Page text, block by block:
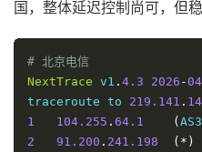
国，整体延迟控制尚可，但
# 北京电信
NextTrace v1 . 4.3 2026 -04
traceroute to 219.141 .
1
104.255 . 64.1 (
2
91.200 . 241.198 (*)